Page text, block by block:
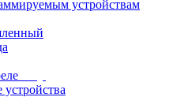
устройствам